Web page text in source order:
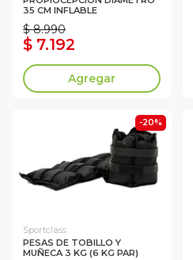
35 CM INFLABLE
$ 8.990
$ 7.192
Agregar
-20%
Sportclass
PESAS DE TOBILLO Y
MUÑECA 3 KG (6 KG PAR)